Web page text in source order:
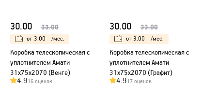
30.00 33.00
от 3.00 /мес.
Коробка телескопическая с
уплотнителем Амати
31х75х2070 (Венге)
4.916 оценок
30.00 33.00
от 3.00 /мес.
Коробка телескопическая с
уплотнителем Амати
31х75х2070 (Графит)
4.917 оценок